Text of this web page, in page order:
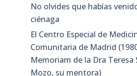
No olvides que habías
ciénaga
El Centro Especial de
Comunitaria de Madrid
Memoriam de la Dra Teresa
Mozo, su mentora)